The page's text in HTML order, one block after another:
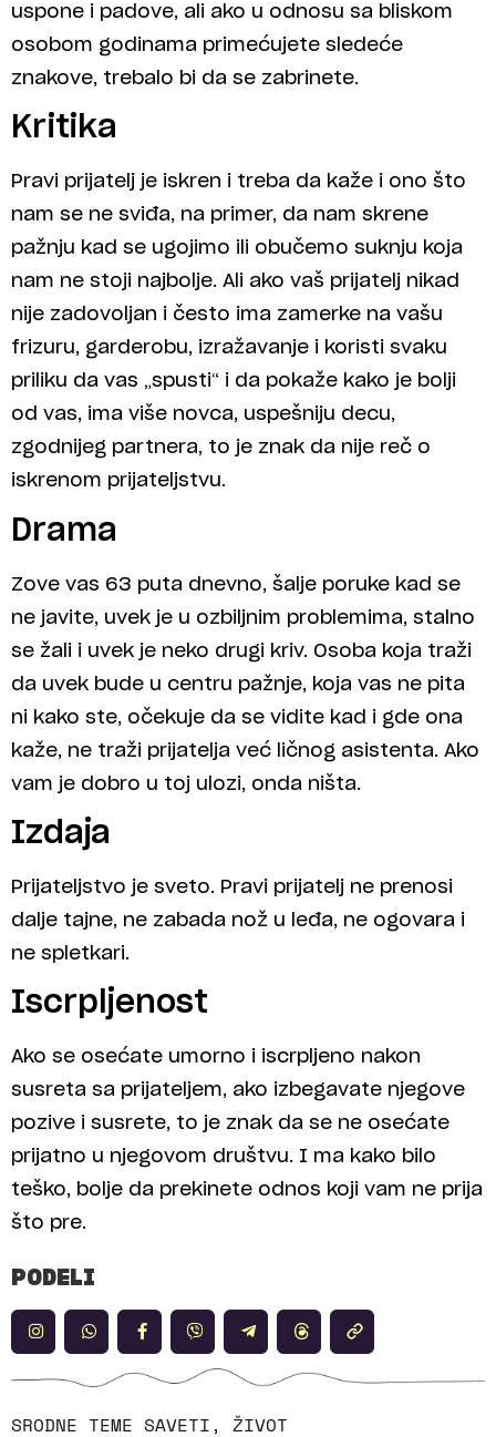
uspone i padove, ali ako u odnosu sa bliskom
osobom godinama primećujete sledeće
znakove, trebalo bi da se zabrinete.
Kritika
Pravi prijatelj je iskren i treba da kaže i ono što
nam se ne sviđa, na primer, da nam skrene
pažnju kad se ugojimo ili obučemo suknju koja
nam ne stoji najbolje. Ali ako vaš prijatelj nikad
nije zadovoljan i često ima zamerke na vašu
frizuru, garderobu, izražavanje i koristi svaku
priliku da vas „spusti“ i da pokaže kako je bolji
od vas, ima više novca, uspešniju decu,
zgodnijeg partnera, to je znak da nije reč o
iskrenom prijateljstvu.
Drama
Zove vas 63 puta dnevno, šalje poruke kad se
ne javite, uvek je u ozbiljnim problemima, stalno
se žali i uvek je neko drugi kriv. Osoba koja traži
da uvek bude u centru pažnje, koja vas ne pita
ni kako ste, očekuje da se vidite kad i gde ona
kaže, ne traži prijatelja već ličnog asistenta. Ako
vam je dobro u toj ulozi, onda ništa.
Izdaja
Prijateljstvo je sveto. Pravi prijatelj ne prenosi
dalje tajne, ne zabada nož u leđa, ne ogovara i
ne spletkari.
Iscrpljenost
Ako se osećate umorno i iscrpljeno nakon
susreta sa prijateljem, ako izbegavate njegove
pozive i susrete, to je znak da se ne osećate
prijatno u njegovom društvu. I ma kako bilo
teško, bolje da prekinete odnos koji vam ne prija
što pre.
PODELI
SRODNE TEME SAVETI, ŽIVOT